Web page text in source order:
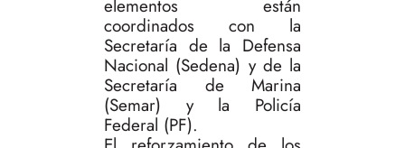
elementos están
coordinados con la
Secretaría de la Defensa
Nacional (Sedena) y de la
Secretaría de Marina
(Semar) y la Policía
Federal (PF).